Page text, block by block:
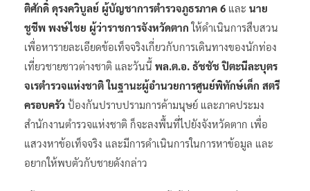
ติศักดิ์ ดุรงควิบูลย์ ผู้บัญชาการตำรวจภูธรภาค 6 และ นาย
ชูชีพ พงษ์ไชย ผู้ว่าราชการจังหวัดตาก ให้ดำเนินการสืบสวน
เพื่อหารายละเอียดข้อเท็จจริงเกี่ยวกับการเดินทางของนักท่อง
เที่ยวชายชาวต่างชาติ และวันนี้ พล.ต.อ. ธัชชัช ปิตะนีละบุตร
จเรตำรวจแห่งชาติ ในฐานะผู้อำนวยการศูนย์พิทักษ์เด็ก สตรี
ครอบครัว ป้องกันปราบปรามการค้ามนุษย์ และภาคประมง
สำนักงานตำรวจแห่งชาติ ก็จะลงพื้นที่ไปยังจังหวัดตาก เพื่อ
แสวงหาข้อเท็จจริง และมีการดำเนินการในการหาข้อมูล และ
อยากให้พบตัวกับชายดังกล่าว